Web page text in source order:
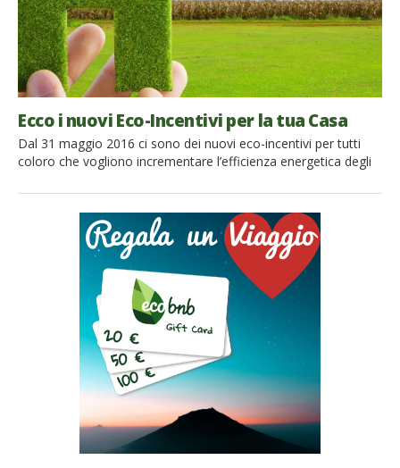
Ecco i nuovi Eco-Incentivi per la tua Casa
Dal 31 maggio 2016 ci sono dei nuovi eco-incentivi per tutti
coloro che vogliono incrementare l’efficienza energetica degli
Pubbliche Amministrazioni, imprese e privati che potranno
accedere a fondi per 900 milioni di euro annui, di cui 200
destinati alla PA. Con il Conto Termico 2.0 è […]